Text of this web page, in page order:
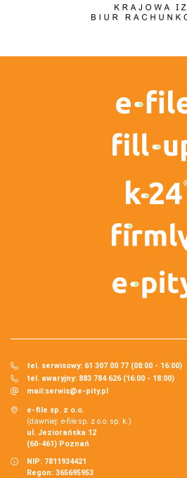
tel. serwisowy: 61 307 00 77 (08:00 - 16:00)
tel. awaryjny: 883 784 626 (16:00 - 18:00)
mail:serwis@e-pity.pl
e-file sp. z o.o.
(dawniej: e-file sp. z o.o. sp. k.)
ul. Jeziorańska 12
(60-461) Poznań
NIP: 7811934421
Regon: 365695953